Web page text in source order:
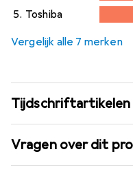
5. Toshiba
Vergelijk alle 7 merken
Tijdschriftartikelen
Vragen over dit